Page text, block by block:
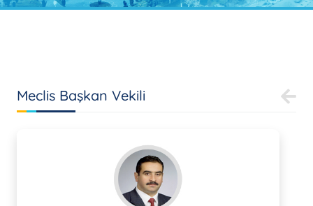
Meclis Başkan Vekili